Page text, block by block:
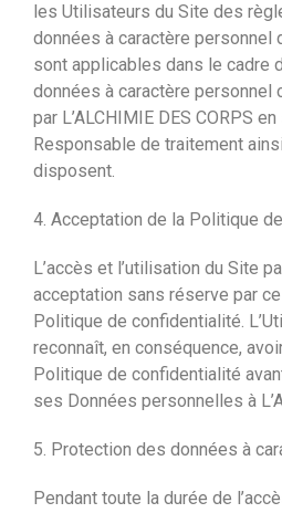
les Utilisateurs du Site des
données à caractère personnel
sont applicables dans le cadre
données à caractère
par L’ALCHIMIE DES CORPS
Responsable de traitement
disposent.
4. Acceptation de la Politique
L’accès et l’utilisation du Site
acceptation sans réserve par
Politique de confidentialité.
reconnaît, en conséquence,
Politique de confidentialité
ses Données personnelles à
5. Protection des données à
Pendant toute la durée de